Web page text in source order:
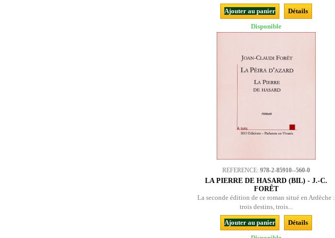
Ajouter au panier
Détails
Disponible
REFERENCE: 978-2-85910--560-0
LA PIERRE DE HASARD (BIL) - J.-C.
FORÊT
La seconde édition de ce roman situé en Ardèche :
trois destins, trois...
Ajouter au panier
Détails